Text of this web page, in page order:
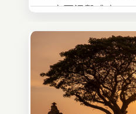
一定要温馨难忘 :)